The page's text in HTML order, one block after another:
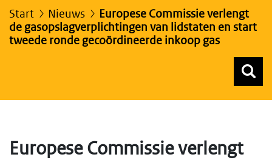
Start Nieuws
Europese Commissie verlengt
de gasopslagverplichtingen van lidstaten en start
tweede ronde gecoördineerde inkoop gas
Europese Commissie verlengt